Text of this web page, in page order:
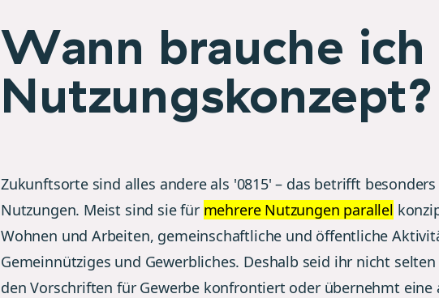
Wann brauche ich
Nutzungskonzept?
Zukunftsorte sind alles andere als '0815' – das betrifft
Nutzungen. Meist sind sie für mehrere Nutzungen parallel
Wohnen und Arbeiten, gemeinschaftliche und öffentliche
Gemeinnütziges und Gewerbliches. Deshalb seid ihr nicht
den Vorschriften für Gewerbe konfrontiert oder übernehmt eine